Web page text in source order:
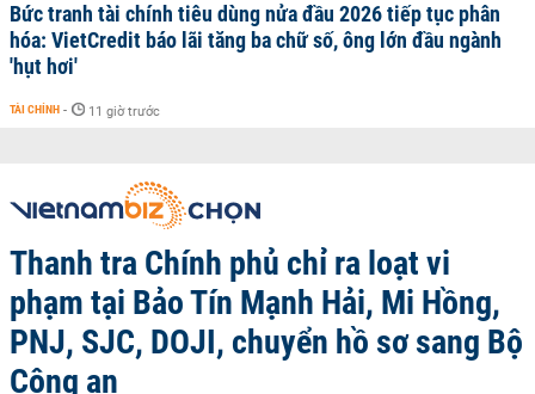
Bức tranh tài chính tiêu dùng nửa đầu 2026 tiếp tục phân
hóa: VietCredit báo lãi tăng ba chữ số, ông lớn đầu ngành
'hụt hơi'
TÀI CHÍNH - 11 giờ trước
Thanh tra Chính phủ chỉ ra loạt vi
phạm tại Bảo Tín Mạnh Hải, Mi Hồng,
PNJ, SJC, DOJI, chuyển hồ sơ sang Bộ
Công an